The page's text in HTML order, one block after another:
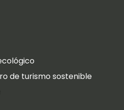
de turismo sostenible